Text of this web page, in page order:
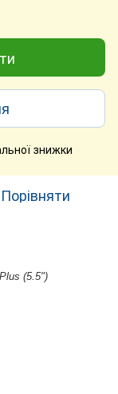
знижки
Порівняти
(5.5")